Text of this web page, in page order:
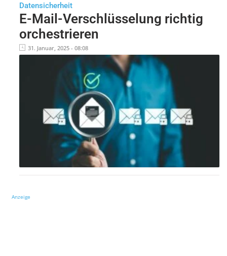
Datensicherheit
E-Mail-Verschlüsselung richtig
orchestrieren
31. Januar, 2025 - 08:08
Anzeige